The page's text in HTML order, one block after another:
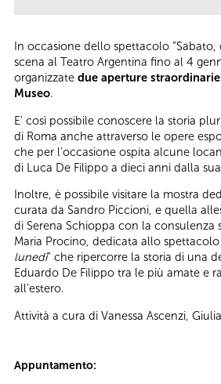
In occasione dello spettacolo “Sabato,
scena al Teatro Argentina fino al 4
organizzate due aperture
Museo.
E' così possibile conoscere la storia
di Roma anche attraverso le opere
che per l’occasione ospita alcune
di Luca De Filippo a dieci anni dalla
Inoltre, è possibile visitare la mostra
curata da Sandro Piccioni, e quella
di Serena Schioppa con la consulenza
Maria Procino, dedicata allo spettacolo
lunedì” che ripercorre la storia di una
Eduardo De Filippo tra le più amate e
all’estero.
Attività a cura di Vanessa Ascenzi,
Appuntamento: